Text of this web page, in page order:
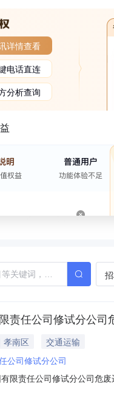
详情查看
电话直连
分析查询
责任公司修试分公
孝南区
交通运输
公司修试分公司
限责任公司修试分公司危
门名称：无招标内容与范围